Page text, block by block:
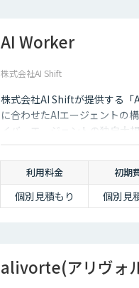
AI Worker
株式会社AI Shift
株式会社AI Shiftが提供する「
に合わせたAIエージェントの
イバーエージェントの独自大
支援の経験を活かし開発しま
ら、導入後の運用や定着まで
談ください。
利用料金 初期
個別見積もり 個別見
alivorte(アリヴォ